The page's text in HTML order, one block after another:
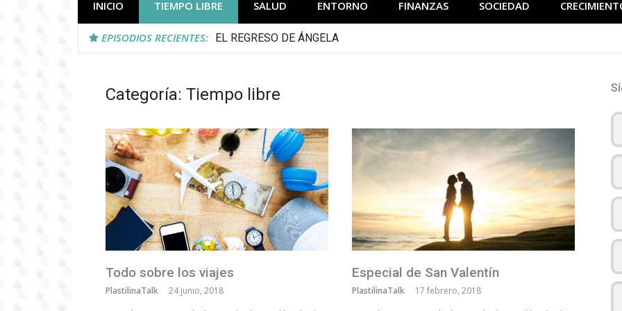
INICIO TIEMPO LIBRE SALUD ENTORNO FINANZAS SOCIEDAD
EPISODIOS RECIENTES: EL REGRESO DE ÁNGELA
Categoría: Tiempo libre
Todo sobre los viajes
PlastilinaTalk 24 junio, 2018
Especial de San Valentín
PlastilinaTalk 17 febrero, 2018